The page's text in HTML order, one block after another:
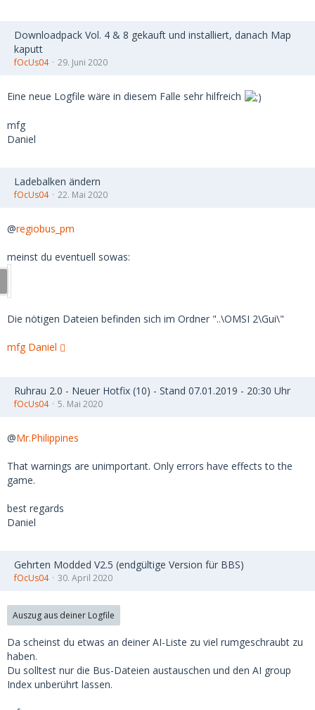
Downloadpack Vol. 4 & 8 gekauft und installiert, danach Map
kaputt
fOcUs04 29. Juni 2020
Eine neue Logfile wäre in diesem Falle sehr hilfreich
mfg
Daniel
Ladebalken ändern
fOcUs04 22. Mai 2020
@regiobus_pm
meinst du eventuell sowas:
Die nötigen Dateien befinden sich im Ordner "..\OMSI 2\Gui\"
mfg Daniel
Ruhrau 2.0 - Neuer Hotfix (10) - Stand 07.01.2019 - 20:30 Uhr
fOcUs04 5. Mai 2020
@Mr.Philippines
That warnings are unimportant. Only errors have effects to the
game.
best regards
Daniel
Gehrten Modded V2.5 (endgültige Version für BBS)
fOcUs04 30. April 2020
Auszug aus deiner Logfile
Da scheinst du etwas an deiner AI-Liste zu viel rumgeschraubt zu
haben.
Du solltest nur die Bus-Dateien austauschen und den AI group
Index unberührt lassen.